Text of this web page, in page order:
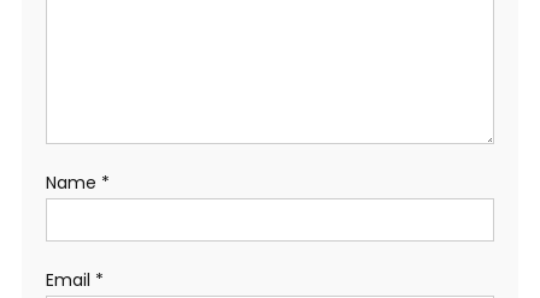
Name *
Email *